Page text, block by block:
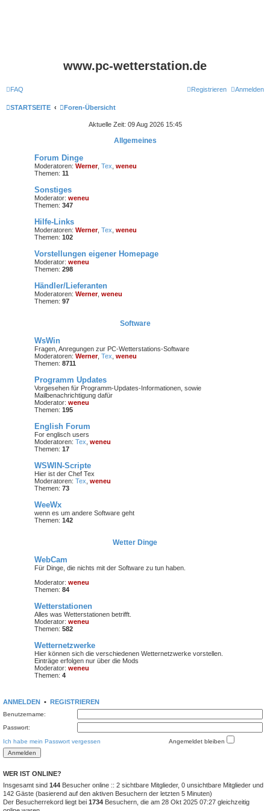
www.pc-wetterstation.de
FAQ Anmelden
Registrieren
STARTSEITE Foren-Übersicht
Aktuelle Zeit: 09 Aug 2026 15:45
Allgemeines
Forum Dinge
Moderatoren: Werner, Tex weneu
Themen: 11
Sonstiges
Moderator: weneu
Themen: 347
Hilfe-Links
Moderatoren: Werner, Tex weneu
Themen: 102
Vorstellungen eigener Homepage
Moderator: weneu
Themen: 298
Händler/Lieferanten
Moderatoren: Werner, weneu
Themen: 97
Software
WsWin
Fragen, Anregungen zur PC-Wetterstations-Software
Moderatoren: Werner, Tex weneu
Themen: 8711
Programm Updates
Vorgesehen für Programm-Updates-Informationen, sowie
Mailbenachrichtigung dafür
Moderator: weneu
Themen: 195
English Forum
For englisch users
Moderatoren: Tex weneu
Themen: 17
WSWIN-Scripte
Hier ist der Chef Tex
Moderatoren: Tex weneu
Themen: 73
WeeWx
wenn es um andere Software geht
Themen: 142
Wetter Dinge
WebCam
Für Dinge, die nichts mit der Software zu tun haben.
Moderator: weneu
Themen: 84
Wetterstationen
Alles was Wetterstationen betrifft.
Moderator: weneu
Themen: 582
Wetternetzwerke
Hier können sich die verschiedenen Wetternetzwerke vorstellen.
Einträge erfolgen nur über die Mods
Moderator: weneu
Themen: 4
ANMELDEN • REGISTRIEREN
Benutzername:
Passwort:
Ich habe mein Passwort vergessen Angemeldet bleiben
WER IST ONLINE?
Insgesamt sind 144 Besucher online :: 2 sichtbare Mitglieder, 0 unsichtbare Mitglieder und
142 Gäste (basierend auf den aktiven Besuchern der letzten 5 Minuten)
Der Besucherrekord liegt bei 1734 Besuchern, die am 28 Okt 2025 07:27 gleichzeitig